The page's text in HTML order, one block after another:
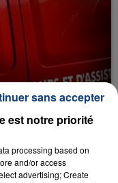
FEMME ET
après avoir
de trois mois
est notre priorité
processing based on
and/or access
advertising; Create
sans accepter